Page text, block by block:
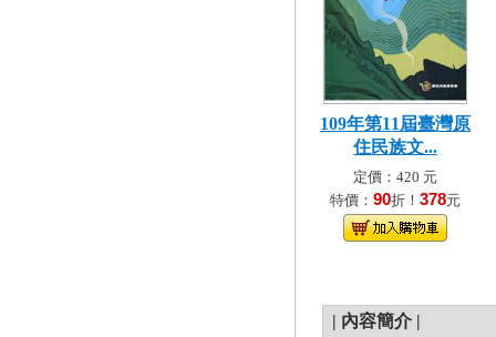
109年第11屆臺灣原
住民族文...
定價：420 元
特價： 90折！ 378元
| 內容簡介 |